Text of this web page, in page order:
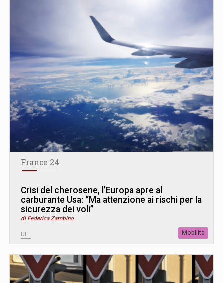
France 24
Crisi del cherosene, l’Europa apre al
carburante Usa: “Ma attenzione ai rischi per la
sicurezza dei voli”
di Federica Zambino
UE Mobilità